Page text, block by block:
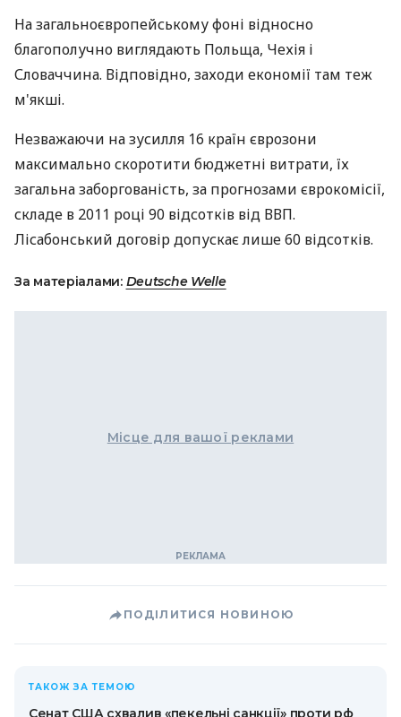
На загальноєвропейському фоні відносно
благополучно виглядають Польща, Чехія і
Словаччина. Відповідно, заходи економії там теж
м'якші.
Незважаючи на зусилля 16 країн єврозони
максимально скоротити бюджетні витрати, їх
загальна заборгованість, за прогнозами єврокомісії,
складе в 2011 році 90 відсотків від ВВП.
Лісабонський договір допускає лише 60 відсотків.
За матеріалами: Deutsche Welle
Місце для вашої реклами
ПОДІЛИТИСЯ НОВИНОЮ
ТАКОЖ ЗА ТЕМОЮ
Сенат США схвалив «пекельні санкції» проти рф